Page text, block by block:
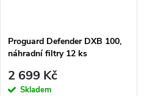
Proguard Defender DXB 100,
náhradní filtry 12 ks
2 699 Kč
Skladem